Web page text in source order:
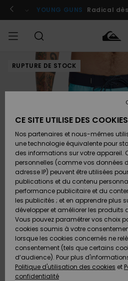
l'information
le
Se connecter / s'inscrire
YOUNG GUNS Radical
HOMME Vêtements
Chaussures
& Tongs
Surf
Snow
Nouveautés
Vêtements
Chaussures
& Tongs
Surf
Snow
Nouveautés
FEMME
Shop
A
Découvrir
Snow
SURF
Surf
Shop
Homme
Surf
Shop
Enfant
Highlights
SNOW
Snow
Shop
Homme
Snow
Shop
Enfant
Snow
Shop
Femme
A
Découvrir
OUTLET
Outlet
Homme
Enfant
Outlet
Femme
AIDE &
CONTACT
Accéder à
ma
commande
Retours
Paiement
Carte
Cadeau
Quiksilver
Freedom
Protection
des
MAGASINS
RUPTURE DE STOCK
CE SITE UTILISE DES COOKIES
Nos partenaires et nous-mêmes
une technologie équivalente pour
des informations sur votre appareil.
personnelles (comme vos données
adresse IP) peuvent être utilisées
publications et du contenu
performance publicitaire et du
les publicités ; et en apprendre plus
développer et améliorer les produits
Vous pouvez paramétrer vos choix
cookies soumis à votre
lorsque les cookies concernés ne
consentement (tels que certains
d’audience). Pour plus
Politique d'utilisation des cookies et
confidentialité